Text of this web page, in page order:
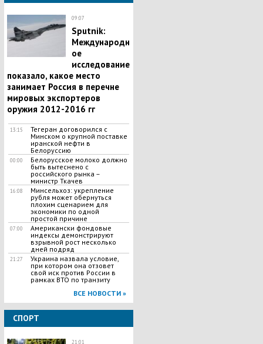
09:07
Sputnik:
Международн
ое
исследование
показало, какое место
занимает Россия в перечне
мировых экспортеров
оружия 2012-2016 гг
13:15
Тегеран договорился с
Минском о крупной поставке
иранской нефти в
Белоруссию
00:00
Белорусское молоко должно
быть вытеснено с
российского рынка –
министр Ткачев
16:08
Минсельхоз: укрепление
рубля может обернуться
плохим сценарием для
экономики по одной
простой причине
07:00
Американски фондовые
индексы демонстрируют
взрывной рост несколько
дней подряд
21:27
Украина назвала условие,
при котором она отзовет
свой иск против России в
рамках ВТО по транзиту
ВСЕ НОВОСТИ »
СПОРТ
21:01